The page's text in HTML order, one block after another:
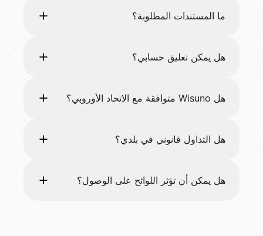
ما المستندات المطلوبة؟
هل يمكن تعليق حسابي؟
هل Wisuno متوافقة مع الاتحاد الأوروبي؟
هل التداول قانوني في بلدي؟
هل يمكن أن تؤثر اللوائح على الوصول؟